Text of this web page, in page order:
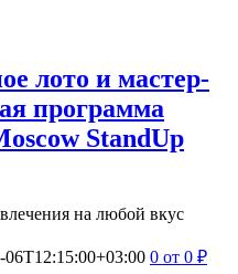
лото и мастер-
программа
StandUp
на любой вкус
06T12:15:00+03:00 0 от 0 ₽